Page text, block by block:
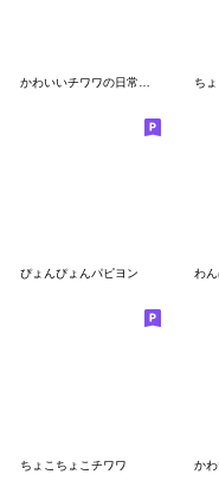
ぴょんぴょんパピヨン
ちょこちょこチワワ